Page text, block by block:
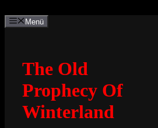
Inhalt
springen
Menü
The Old
Prophecy Of
Winterland